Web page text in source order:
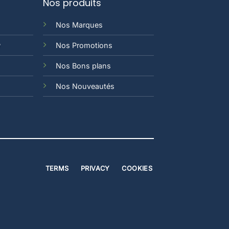
Nos produits
Nos Marques
Nos Promotions
Nos Bons plans
Nos Nouveautés
TERMS PRIVACY COOKIES